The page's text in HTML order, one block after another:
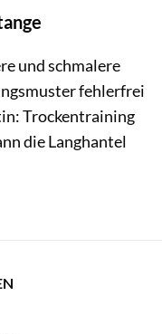
und schmalere
fehlerfrei
Trockentraining
die Langhantel